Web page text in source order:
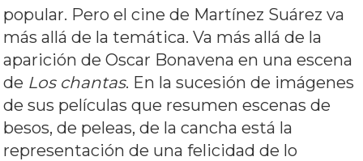
popular. Pero el cine de Martínez Suárez va
más allá de la temática. Va más allá de la
aparición de Oscar Bonavena en una escena
de Los chantas. En la sucesión de imágenes
de sus películas que resumen escenas de
besos, de peleas, de la cancha está la
representación de una felicidad de lo